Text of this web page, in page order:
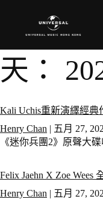
天：
Kali Uchis重新演繹經典
Henry Chan | 五月 27,
《迷你兵團2》原聲大
Felix Jaehn X Zoe Wees
Henry Chan | 五月 27,